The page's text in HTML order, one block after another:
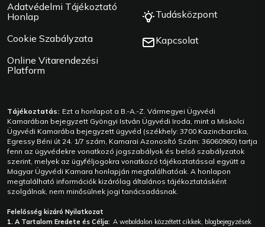
Adatvédelmi Tájékoztató
Honlap
Cookie Szabályzata
Online Vitarendezési
Platform
Tudásközpont
Kapcsolat
Tájékoztatás: Ezt a honlapot a B.-A.-Z. Vármegyei Ügyvédi
Kamarában bejegyzett Gyöngyi István Ügyvédi Iroda, mint a Miskolci
Ügyvédi Kamarába bejegyzett ügyvéd (székhely: 3700 Kazincbarcika,
Egressy Béni út 24. 1/7 szám, Kamarai Azonosító Szám: 36060960) tartja
fenn az ügyvédekre vonatkozó jogszabályok és belső szabályzatok
szerint, melyek az ügyféljogokra vonatkozó tájékoztatással együtt a
Magyar Ügyvédi Kamara honlapján megtalálhatóak. A honlapon
megtalálható információk kizárólag általános tájékoztatásként
szolgálnak, nem minősülnek jogi tanácsadásnak.
Felelősség kizáró Nyilatkozat
1. A Tartalom Eredete és Célja: A weboldalon közzétett cikkek, blogbejegyzések